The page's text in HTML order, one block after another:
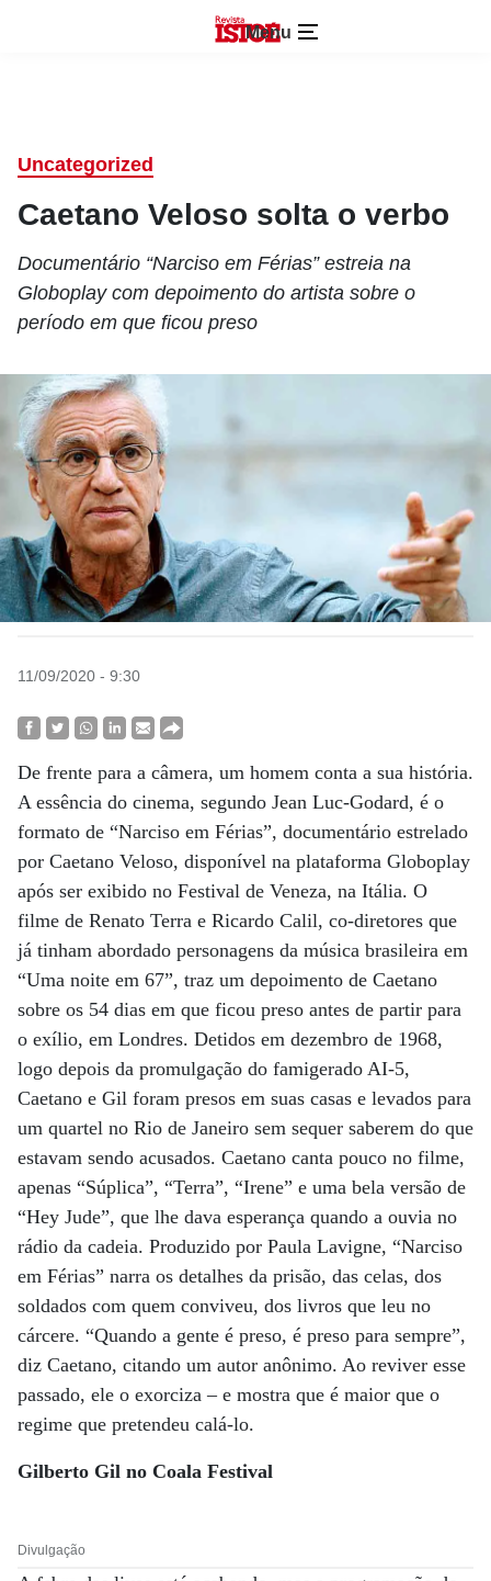
Menu
Uncategorized
Caetano Veloso solta o verbo
Documentário “Narciso em Férias” estreia na
Globoplay com depoimento do artista sobre o
período em que ficou preso
11/09/2020 - 9:30
De frente para a câmera, um homem conta a sua história.
A essência do cinema, segundo Jean Luc-Godard, é o
formato de “Narciso em Férias”, documentário estrelado
por Caetano Veloso, disponível na plataforma Globoplay
após ser exibido no Festival de Veneza, na Itália. O
filme de Renato Terra e Ricardo Calil, co-diretores que
já tinham abordado personagens da música brasileira em
“Uma noite em 67”, traz um depoimento de Caetano
sobre os 54 dias em que ficou preso antes de partir para
o exílio, em Londres. Detidos em dezembro de 1968,
logo depois da promulgação do famigerado AI-5,
Caetano e Gil foram presos em suas casas e levados para
um quartel no Rio de Janeiro sem sequer saberem do que
estavam sendo acusados. Caetano canta pouco no filme,
apenas “Súplica”, “Terra”, “Irene” e uma bela versão de
“Hey Jude”, que lhe dava esperança quando a ouvia no
rádio da cadeia. Produzido por Paula Lavigne, “Narciso
em Férias” narra os detalhes da prisão, das celas, dos
soldados com quem conviveu, dos livros que leu no
cárcere. “Quando a gente é preso, é preso para sempre”,
diz Caetano, citando um autor anônimo. Ao reviver esse
passado, ele o exorciza – e mostra que é maior que o
regime que pretendeu calá-lo.
Gilberto Gil no Coala Festival
Divulgação